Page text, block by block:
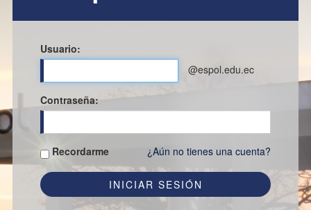
Usuario:
@espol.edu.ec
Contraseña:
Recordarme ¿Aún no tienes una cuenta?